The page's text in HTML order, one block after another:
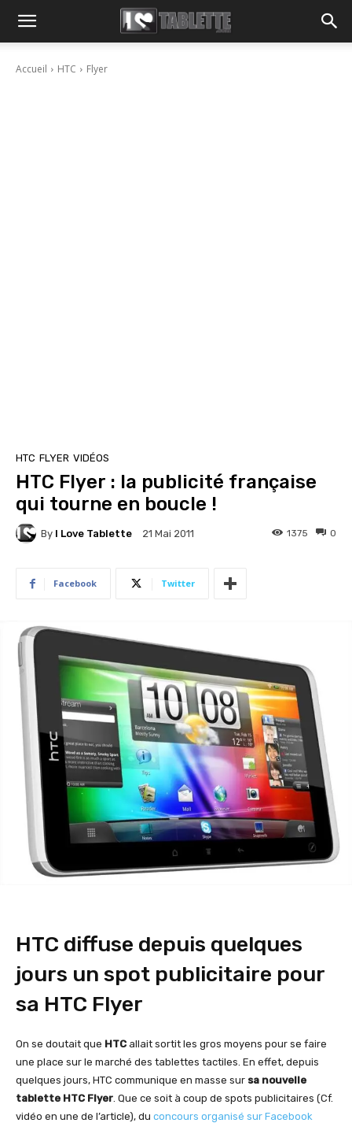
Accueil HTC Flyer
HTC FLYER VIDÉOS
HTC Flyer : la publicité française
qui tourne en boucle !
By I Love Tablette 21 Mai 2011 0
1375
Facebook Twitter
HTC diffuse depuis quelques
jours un spot publicitaire pour
sa HTC Flyer
On se doutait que HTC allait sortit les gros moyens pour se faire
une place sur le marché des tablettes tactiles. En effet, depuis
quelques jours, HTC communique en masse sur sa nouvelle
tablette HTC Flyer . Que ce soit à coup de spots publicitaires (Cf.
vidéo en une de l’article), du concours organisé sur Facebook